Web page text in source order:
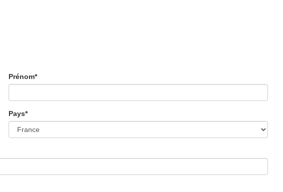
Prénom*
Pays*